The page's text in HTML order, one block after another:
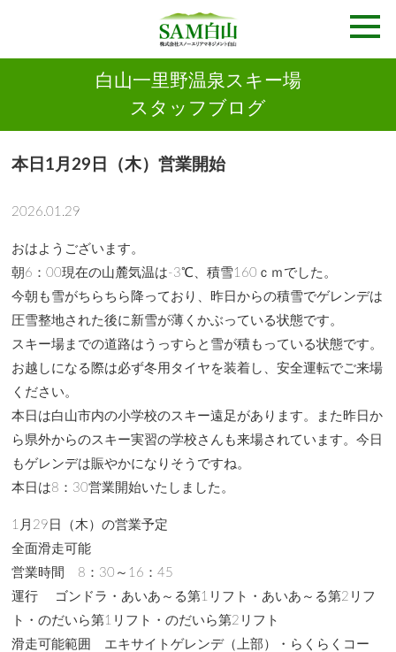
白山一里野温泉スキー場
スタッフブログ
本日1月29日（木）営業開始
2026.01.29
おはようございます。
朝6：00現在の山麓気温は-3℃、積雪160ｃｍでした。
今朝も雪がちらちら降っており、昨日からの積雪でゲレンデは
圧雪整地された後に新雪が薄くかぶっている状態です。
スキー場までの道路はうっすらと雪が積もっている状態です。
お越しになる際は必ず冬用タイヤを装着し、安全運転でご来場
ください。
本日は白山市内の小学校のスキー遠足があります。また昨日か
ら県外からのスキー実習の学校さんも来場されています。今日
もゲレンデは賑やかになりそうですね。
本日は8：30営業開始いたしました。
1月29日（木）の営業予定
全面滑走可能
営業時間 8：30～16：45
運行 ゴンドラ・あいあ～る第1リフト・あいあ～る第2リフ
ト・のだいら第1リフト・のだいら第2リフト
滑走可能範囲 エキサイトゲレンデ（上部）・らくらくコー